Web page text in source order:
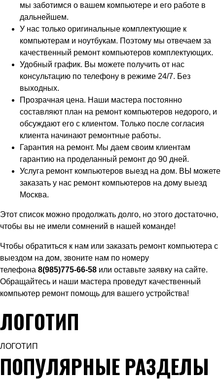
мы заботимся о вашем компьютере и его работе в
дальнейшем.
У нас только оригинальные комплектующие к
компьютерам и ноутбукам. Поэтому мы отвечаем за
качественный ремонт компьютеров комплектующих.
Удобный график. Вы можете получить от нас
консультацию по телефону в режиме 24/7. Без
выходных.
Прозрачная цена. Наши мастера постоянно
составляют план на ремонт компьютеров недорого, и
обсуждают его с клиентом. Только после согласия
клиента начинают ремонтные работы.
Гарантия на ремонт. Мы даем своим клиентам
гарантию на проделанный ремонт до 90 дней.
Услуга ремонт компьютеров выезд на дом. ВЫ можете
заказать у нас ремонт компьютеров на дому выезд
Москва.
Этот список можно продолжать долго, но этого достаточно,
чтобы вы не имели сомнений в нашей команде!
Чтобы обратиться к нам или заказать ремонт компьютера с
выездом на дом, звоните нам по номеру
телефона 8(985)775-66-58 или оставьте заявку на сайте.
Обращайтесь и наши мастера проведут качественный
компьютер ремонт помощь для вашего устройства!
ЛОГОТИП
ЛОГОТИП
ПОПУЛЯРНЫЕ РАЗДЕЛЫ